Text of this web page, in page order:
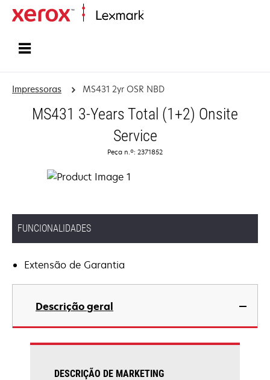
Impressoras MS431 2yr OSR NBD
MS431 3-Years Total (1+2) Onsite
Service
Peça n.º: 2371852
FUNCIONALIDADES
Extensão de Garantia
Descrição geral
DESCRIÇÃO DE MARKETING